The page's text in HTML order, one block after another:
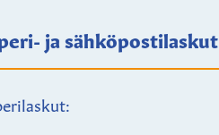
ja sähköpostilaskut